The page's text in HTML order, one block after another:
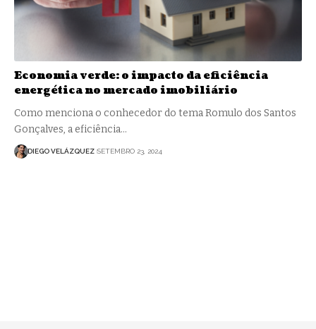
Economia verde: o impacto da eficiência
energética no mercado imobiliário
Como menciona o conhecedor do tema Romulo dos Santos
Gonçalves, a eficiência…
DIEGO VELÁZQUEZ SETEMBRO 23, 2024